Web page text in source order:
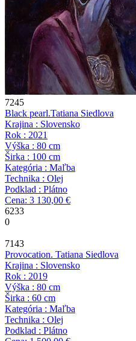
7245
Black pearl.Tatiana Siedlova
Krajina : Slovensko
Rok : 2021
Výška : 80 cm
Širka : 100 cm
Kategória : Maľba
Technika : Olej
Podklad : Plátno
Cena: 3 130,00 €
6233
0
7143
Provocation. Tatiana Siedlova
Krajina : Slovensko
Rok : 2019
Výška : 80 cm
Širka : 60 cm
Kategória : Maľba
Technika : Olej
Podklad : Plátno